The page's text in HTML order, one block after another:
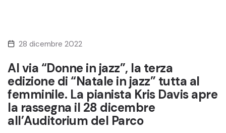
28 dicembre 2022
Al via “Donne in jazz”, la terza
edizione di “Natale in jazz” tutta al
femminile. La pianista Kris Davis apre
la rassegna il 28 dicembre
all’Auditorium del Parco